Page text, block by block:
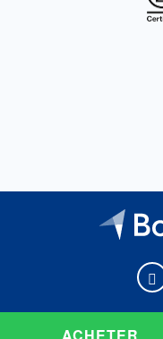
ACHETER